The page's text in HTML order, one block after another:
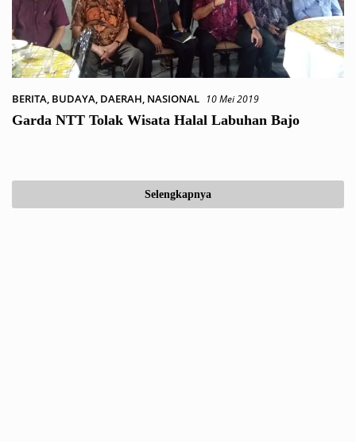
BERITA, BUDAYA, DAERAH, NASIONAL 10 Mei 2019
Garda NTT Tolak Wisata Halal Labuhan Bajo
Selengkapnya